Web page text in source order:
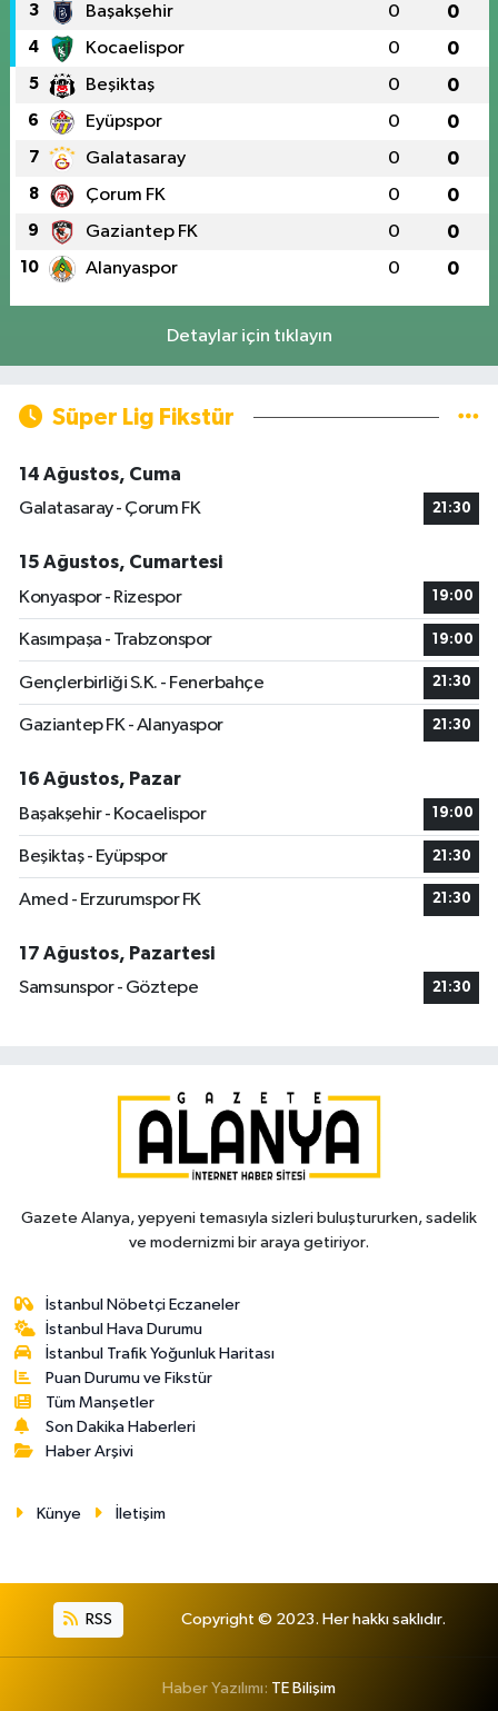
3 Başakşehir 0 0
4 Kocaelispor 0 0
5 Beşiktaş 0 0
6 Eyüpspor 0 0
7 Galatasaray 0 0
8 Çorum FK 0 0
9 Gaziantep FK 0 0
10 Alanyaspor 0 0
Detaylar için tıklayın
Süper Lig Fikstür
14 Ağustos, Cuma
Galatasaray - Çorum FK
21:30
15 Ağustos, Cumartesi
Konyaspor - Rizespor
19:00
Kasımpaşa - Trabzonspor 19:00
Gençlerbirliği S.K. - Fenerbahçe 21:30
Gaziantep FK - Alanyaspor 21:30
16 Ağustos, Pazar
Başakşehir - Kocaelispor
19:00
Beşiktaş - Eyüpspor 21:30
Amed - Erzurumspor FK 21:30
17 Ağustos, Pazartesi
Samsunspor - Göztepe
21:30
Gazete Alanya, yepyeni temasıyla sizleri buluştururken, sadelik
ve modernizmi bir araya getiriyor.
İstanbul Nöbetçi Eczaneler
İstanbul Hava Durumu
İstanbul Trafik Yoğunluk Haritası
Puan Durumu ve Fikstür
Tüm Manşetler
Son Dakika Haberleri
Haber Arşivi
Künye İletişim
RSS Copyright © 2023. Her hakkı saklıdır.
Haber Yazılımı: TE Bilişim